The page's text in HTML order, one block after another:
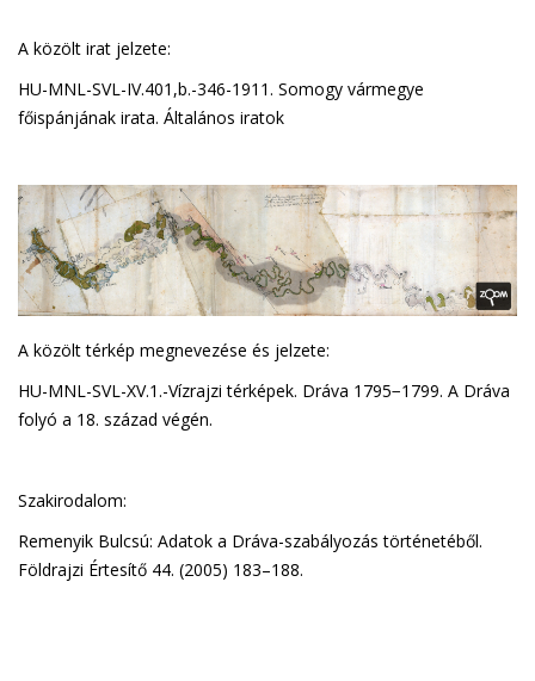
A közölt irat jelzete:
HU-MNL-SVL-IV.401,b.-346-1911. Somogy vármegye
főispánjának irata. Általános iratok
A közölt térkép megnevezése és jelzete:
HU-MNL-SVL-XV.1.-Vízrajzi térképek. Dráva 1795−1799. A Dráva
folyó a 18. század végén.
Szakirodalom:
Remenyik Bulcsú: Adatok a Dráva-szabályozás történetéből.
Földrajzi Értesítő 44. (2005) 183–188.